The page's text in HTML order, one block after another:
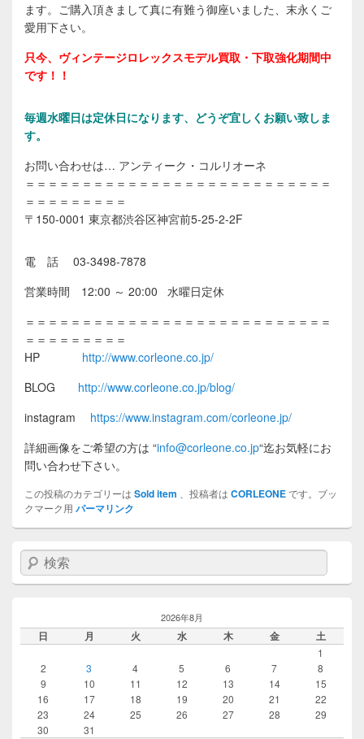
ます。ご購入頂きまして真に有難う御座いました、末永くご
愛用下さい。
只今、ヴィンテージロレックスモデル買取・下取強化期間中
です！！
毎週水曜日は定休日になります、どうぞ宜しくお願い致しま
す。
お問い合わせは… アンティーク・コルリオーネ
＝＝＝＝＝＝＝＝＝＝＝＝＝＝＝＝＝＝＝＝＝＝＝＝＝＝＝
＝＝＝＝＝＝＝＝＝
〒150-0001 東京都渋谷区神宮前5-25-2-2F
電 話 03-3498-7878
営業時間 12:00 ～ 20:00 水曜日定休
＝＝＝＝＝＝＝＝＝＝＝＝＝＝＝＝＝＝＝＝＝＝＝＝＝＝＝
＝＝＝＝＝＝＝＝＝
HP
http://www.corleone.co.jp/
BLOG http://www.corleone.co.jp/blog/
instagram https://www.instagram.com/corleone.jp/
詳細画像をご希望の方は “info@corleone.co.jp“迄お気軽にお
問い合わせ下さい。
この投稿のカテゴリーは Sold item 、投稿者は CORLEONEです。ブッ
クマーク用 パーマリンク
検索
2026年8月
日 月 火 水 木 金 土
1
2
3 4 5 6 7
8
9
10 11 12 13 14
15
16
17 18 19 20 21
22
23
24 25 26 27 28
29
30
31